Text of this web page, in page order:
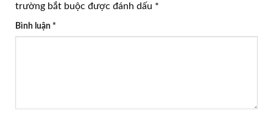
trường bắt buộc được đánh dấu *
Bình luận *